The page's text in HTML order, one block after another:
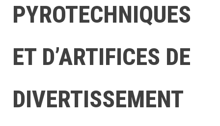
PYROTECHNIQUES
ET D’ARTIFICES DE
DIVERTISSEMENT